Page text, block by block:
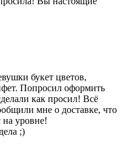
букет цветов,
Попросил оформить
как просил! Всё
мне о доставке, что
уровне!
;)